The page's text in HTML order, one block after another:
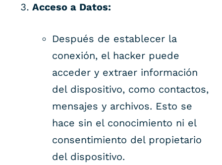
Acceso a Datos:
Después de establecer la
conexión, el hacker puede
acceder y extraer información
del dispositivo, como contactos,
mensajes y archivos. Esto se
hace sin el conocimiento ni el
consentimiento del propietario
del dispositivo.